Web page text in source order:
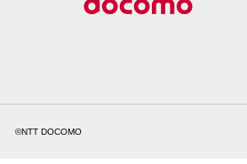
©NTT DOCOMO